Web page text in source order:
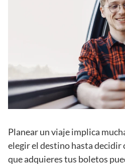
Planear un viaje implica
elegir el destino hasta decidir
que adquieres tus boletos